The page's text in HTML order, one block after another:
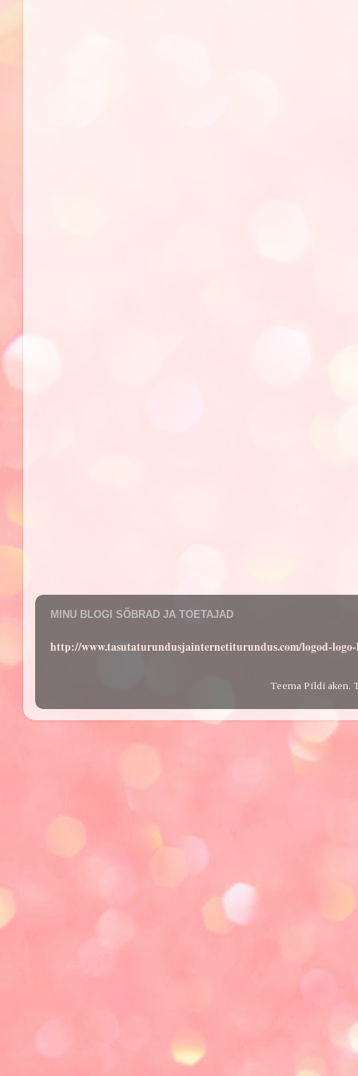
MINU BLOGI SÕBRAD JA TOETAJAD
http://www.tasutaturundusjainternetiturundus.com/logod-
Teema Pildi aken.